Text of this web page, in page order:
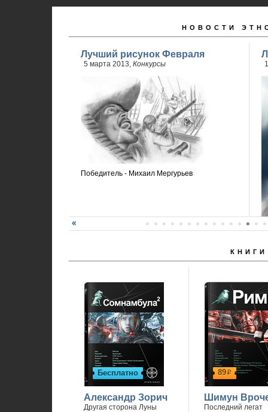
НОВОСТИ
Лучший рисунок Февраля
5 марта 2013, Конкурсы
Победитель - Михаил Мергурьев
КНИГИ
Бесплатно
Александр Зорич
Другая сторона Луны
89р
Шимун
Последний легат